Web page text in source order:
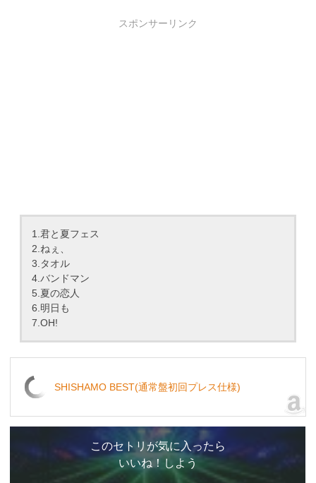
スポンサーリンク
1.君と夏フェス
2.ねぇ、
3.タオル
4.バンドマン
5.夏の恋人
6.明日も
7.OH!
SHISHAMO BEST(通常盤初回プレス仕様)
このセトリが気に入ったら
いいね！しよう